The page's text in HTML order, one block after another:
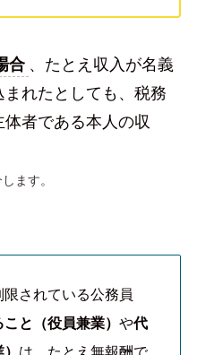
合 、たとえ収入が名義
れたとしても、税務
体者である本人の収
ます。
されている公務員
と（役員兼業）や代
は、たとえ無報酬で